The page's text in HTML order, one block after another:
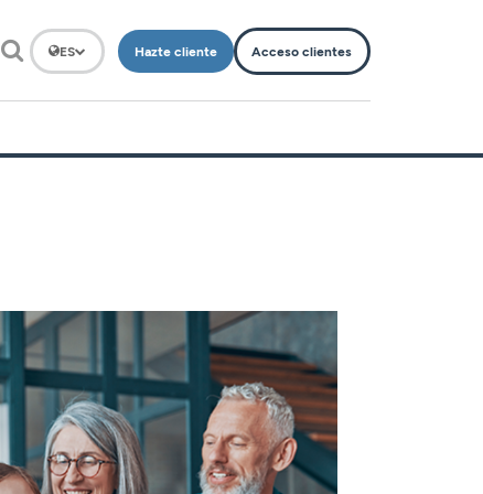
ES Hazte cliente Acceso clientes